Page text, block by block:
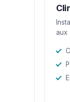
aux